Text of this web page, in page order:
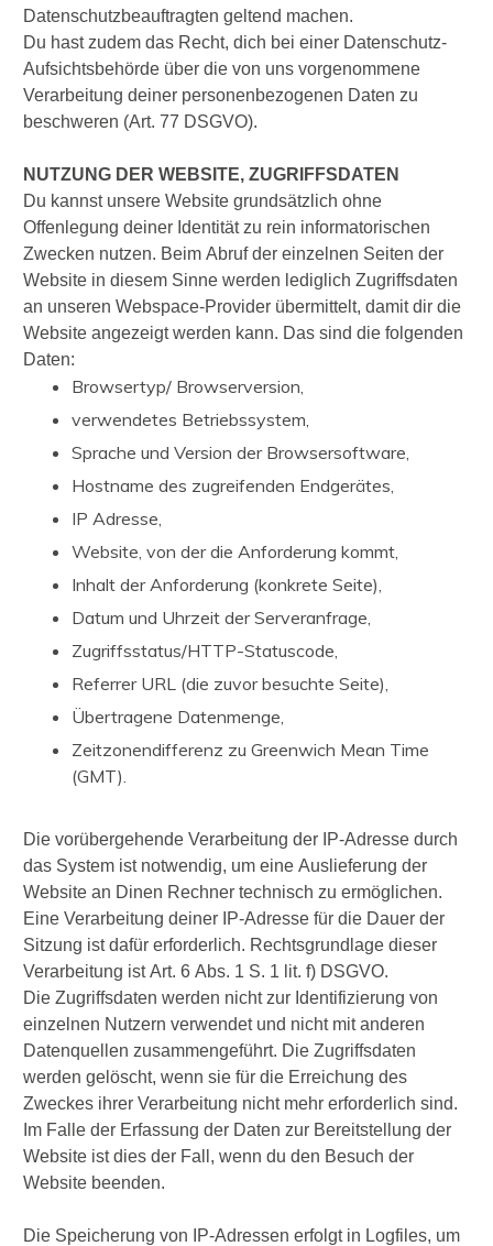
Datenschutzbeauftragten geltend machen.
Du hast zudem das Recht, dich bei einer Datenschutz-
Aufsichtsbehörde über die von uns vorgenommene
Verarbeitung deiner personenbezogenen Daten zu
beschweren (Art. 77 DSGVO).
NUTZUNG DER WEBSITE, ZUGRIFFSDATEN
Du kannst unsere Website grundsätzlich ohne
Offenlegung deiner Identität zu rein informatorischen
Zwecken nutzen. Beim Abruf der einzelnen Seiten der
Website in diesem Sinne werden lediglich Zugriffsdaten
an unseren Webspace-Provider übermittelt, damit dir die
Website angezeigt werden kann. Das sind die folgenden
Daten:
Browsertyp/ Browserversion,
verwendetes Betriebssystem,
Sprache und Version der Browsersoftware,
Hostname des zugreifenden Endgerätes,
IP Adresse,
Website, von der die Anforderung kommt,
Inhalt der Anforderung (konkrete Seite),
Datum und Uhrzeit der Serveranfrage,
Zugriffsstatus/HTTP-Statuscode,
Referrer URL (die zuvor besuchte Seite),
Übertragene Datenmenge,
Zeitzonendifferenz zu Greenwich Mean Time
(GMT).
Die vorübergehende Verarbeitung der IP-Adresse durch
das System ist notwendig, um eine Auslieferung der
Website an Dinen Rechner technisch zu ermöglichen.
Eine Verarbeitung deiner IP-Adresse für die Dauer der
Sitzung ist dafür erforderlich. Rechtsgrundlage dieser
Verarbeitung ist Art. 6 Abs. 1 S. 1 lit. f) DSGVO.
Die Zugriffsdaten werden nicht zur Identifizierung von
einzelnen Nutzern verwendet und nicht mit anderen
Datenquellen zusammengeführt. Die Zugriffsdaten
werden gelöscht, wenn sie für die Erreichung des
Zweckes ihrer Verarbeitung nicht mehr erforderlich sind.
Im Falle der Erfassung der Daten zur Bereitstellung der
Website ist dies der Fall, wenn du den Besuch der
Website beenden.
Die Speicherung von IP-Adressen erfolgt in Logfiles, um